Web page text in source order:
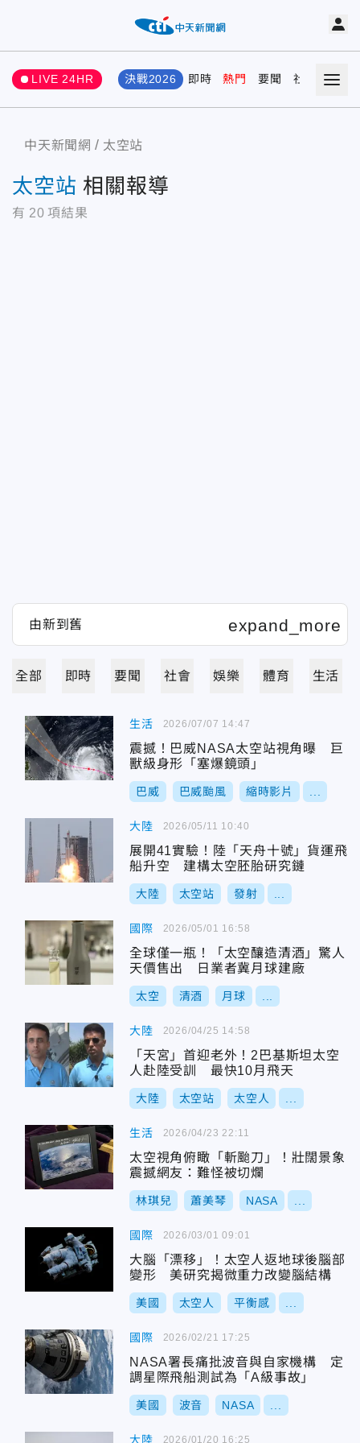
LIVE 24HR 決戰2026 即時 熱門 要聞 社會 娛樂
中天新聞網 太空站
太空站 相關報導
有 20 項結果
全部 即時 要聞 社會 娛樂 體育 生活
生活
震撼！巴威NASA太空站視角曝 巨
獸級身形「塞爆鏡頭」
巴威 巴威颱風 縮時影片
2026/07/07 14:47
大陸
展開41實驗！陸「天舟十號」貨運飛
船升空 建構太空胚胎研究鏈
大陸 太空站 發射
2026/05/11 10:40
國際
全球僅一瓶！「太空釀造清酒」驚人
天價售出 日業者冀月球建廠
太空 清酒 月球
2026/05/01 16:58
大陸
「天宮」首迎老外！2巴基斯坦太空
人赴陸受訓 最快10月飛天
大陸 太空站 太空人
2026/04/25 14:58
生活
太空視角俯瞰「斬颱刀」！壯闊景象
震撼網友：難怪被切爛
林琪兒 蕭美琴 NASA
2026/04/23 22:11
國際
大腦「漂移」！太空人返地球後腦部
變形 美研究揭微重力改變腦結構
美國 太空人 平衡感
2026/03/01 09:01
國際
NASA署長痛批波音與自家機構 定
調星際飛船測試為「A級事故」
美國 波音 NASA
2026/02/21 17:25
大陸 2026/01/20 16:25